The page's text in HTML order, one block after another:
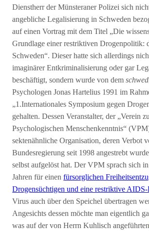
Dienstherr der Münsteraner Polizei sich
angebliche Legalisierung in Schweden
auf einen Vortrag mit dem Titel „Die
Grundlage einer restriktiven Drogenpolitik:
Schweden“. Dieser hatte sich allerdings
imaginärer Entkriminalisierung oder gar
beschäftigt, sondern wurde von dem
Psychologen Jonas Hartelius 1991 im
„1.Internationales Symposium gegen
gehalten. Dessen Veranstalter, der „Verein
Psychologischen Menschenkenntnis“
sektenähnliche Organisation, deren Verbot
Bundesregierung seit 1998 angestrebt
selbst aufgelöst hat. Der VPM sprach sich
Jahren für einenfürsorglichen
Drogensüchtigen und eine restriktive
Virus auch über den Speichel übertragen
Angesichts dessen möchte man eigentlich
was auf der von Herrn Kuhlisch